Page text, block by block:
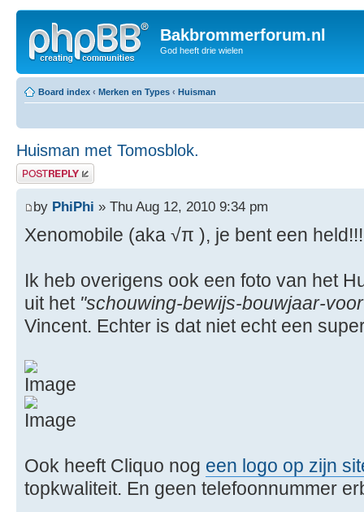
Bakbrommerforum.nl
God heeft drie wielen
Board index ‹ Merken en Types ‹ Huisman
Huisman met Tomosblok.
Post a reply
by PhiPhi » Thu Aug 12, 2010 9:34 pm
Xenomobile (aka √π ), je bent een held!!!
Ik heb overigens ook een foto van het
uit het "schouwing-bewijs-bouwjaar-
Vincent. Echter is dat niet echt een
Ook heeft Cliquo nog een logo op zijn
topkwaliteit. En geen telefoonnummer